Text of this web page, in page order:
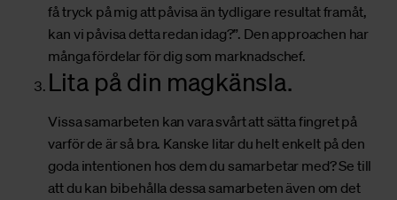
få tryck på mig att påvisa än tydligare resultat framåt,
kan vi påvisa detta redan idag?”. Den approachen har
många fördelar för dig som marknadschef.
Lita på din magkänsla.
Vissa samarbeten kan vara svårt att sätta fingret på
varför de är så bra. Kanske litar du helt enkelt på den
goda intentionen hos dem du samarbetar med? Se till
att du kan bibehålla dessa samarbeten även om det